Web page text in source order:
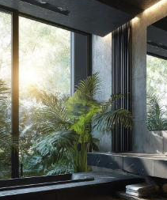
des aides